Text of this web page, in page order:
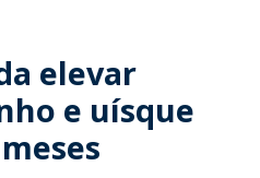
elevar
e uísque